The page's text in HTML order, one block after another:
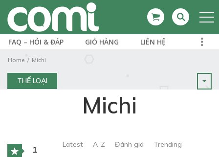
FAQ – HỎI & ĐÁP GIỎ HÀNG LIÊN HỆ
Home Michi
THỂ LOẠI
Michi
1
Latest A-Z Đánh giá Trending